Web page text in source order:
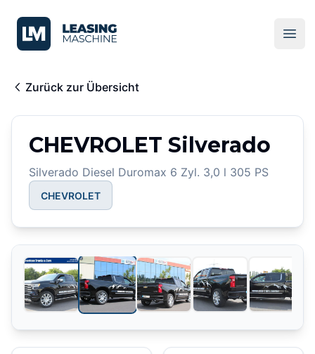
LeasingMaschine
Zurück zur Übersicht
CHEVROLET Silverado
Silverado Diesel Duromax 6 Zyl. 3,0 l 305 PS
CHEVROLET